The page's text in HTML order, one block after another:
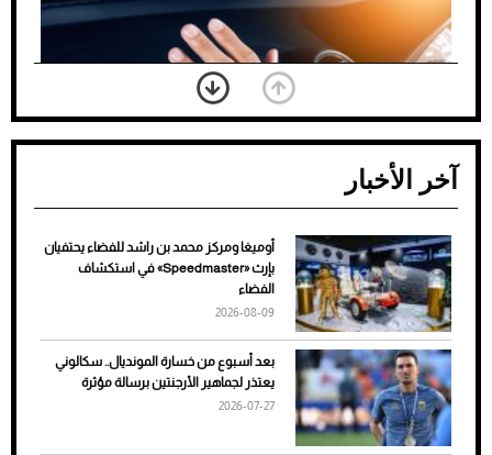
ضعف تبريد مكيف السيارة عند الوقوف.. أشهر
الأسباب والحلول
آخر الأخبار
أوميغا ومركز محمد بن راشد للفضاء يحتفيان
بإرث «Speedmaster» في استكشاف
الفضاء
2026-08-09
بعد أسبوع من خسارة المونديال.. سكالوني
يعتذر لجماهير الأرجنتين برسالة مؤثرة
2026-07-27